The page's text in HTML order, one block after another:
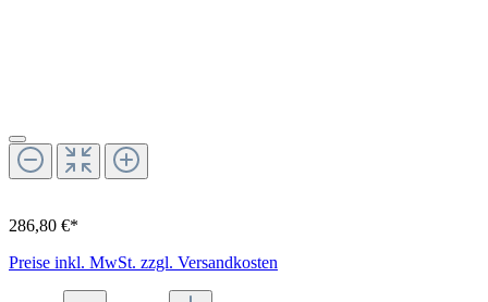
286,80 €*
Preise inkl. MwSt. zzgl. Versandkosten